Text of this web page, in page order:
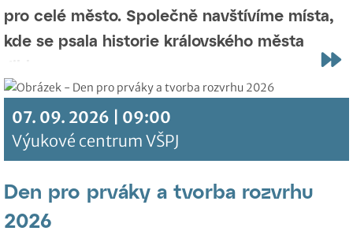
pro celé město. Společně navštívíme místa,
kde se psala historie královského města
07. 09. 2026 | 09:00
Výukové centrum VŠPJ
Den pro prváky a tvorba rozvrhu
2026